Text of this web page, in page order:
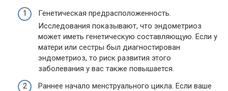
Генетическая предрасположенность.
Исследования показывают, что эндометриоз
может иметь генетическую составляющую. Если у
матери или сестры был диагностирован
эндометриоз, то риск развития этого
заболевания у вас также повышается.
Раннее начало менструального цикла. Если ваше